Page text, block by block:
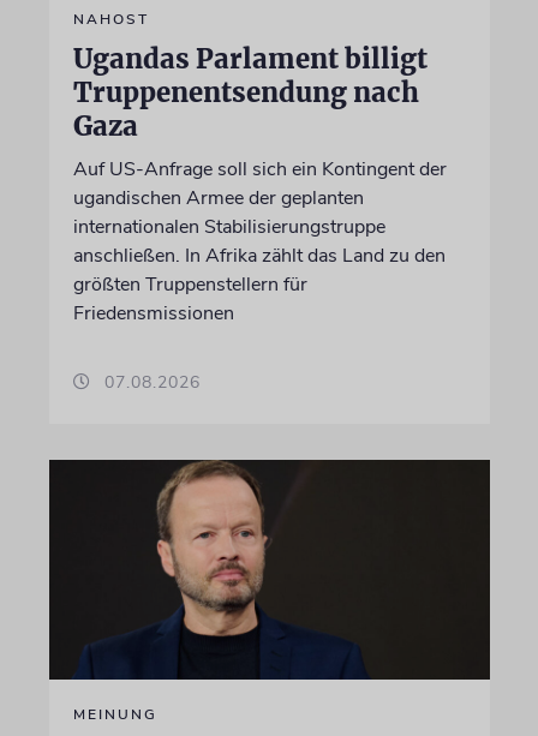
NAHOST
Ugandas Parlament billigt
Truppenentsendung nach
Gaza
Auf US-Anfrage soll sich ein Kontingent der
ugandischen Armee der geplanten
internationalen Stabilisierungstruppe
anschließen. In Afrika zählt das Land zu den
größten Truppenstellern für
Friedensmissionen
07.08.2026
MEINUNG